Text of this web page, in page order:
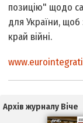
позицію" щодо
для України, щоб
край війні.
Архів журналу Віче